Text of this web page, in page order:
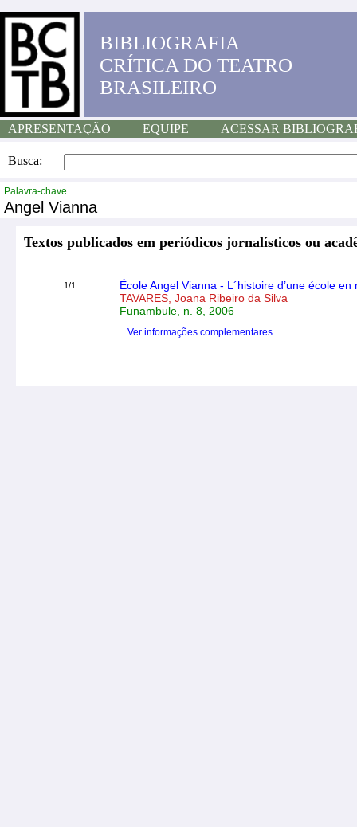
BIBLIOGRAFIA
CRÍTICA DO TEATRO
BRASILEIRO
APRESENTAÇÃO EQUIPE ACESSAR
Busca:
Palavra-chave
Angel Vianna
Textos publicados em periódicos jornalísticos ou
1/1
École Angel Vianna - L´histoire d’une école en
TAVARES, Joana Ribeiro da Silva
Funambule, n. 8, 2006
Ver informações complementares